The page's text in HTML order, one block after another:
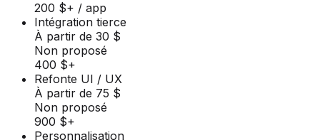
200 $+ / app
Intégration tierce
À partir de 30 $
Non proposé
400 $+
Refonte UI / UX
À partir de 75 $
Non proposé
900 $+
Personnalisation